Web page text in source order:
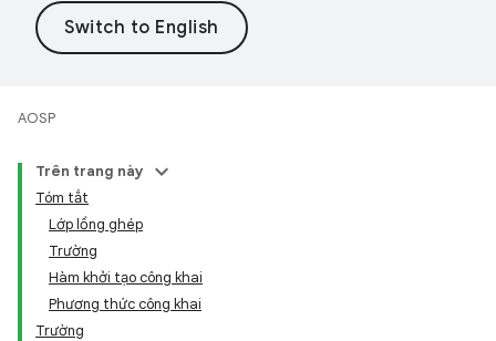
AOSP
Trên trang này
Tóm tắt
Lớp lồng ghép
Trường
Hàm khởi tạo công khai
Phương thức công khai
Trường